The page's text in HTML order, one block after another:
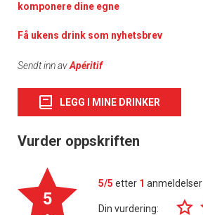
komponere dine egne
Få ukens drink som nyhetsbrev
Sendt inn avApéritif
LEGG I MINE DRINKER
Vurder oppskriften
5
5/5 etter 1 anmeldelser
Din vurdering: